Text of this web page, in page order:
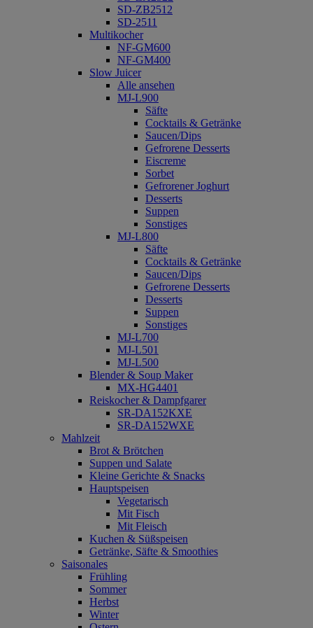
SD-ZB2512
SD-2511
Multikocher
NF-GM600
NF-GM400
Slow Juicer
Alle ansehen
MJ-L900
Säfte
Cocktails & Getränke
Saucen/Dips
Gefrorene Desserts
Eiscreme
Sorbet
Gefrorener Joghurt
Desserts
Suppen
Sonstiges
MJ-L800
Säfte
Cocktails & Getränke
Saucen/Dips
Gefrorene Desserts
Desserts
Suppen
Sonstiges
MJ-L700
MJ-L501
MJ-L500
Blender & Soup Maker
MX-HG4401
Reiskocher & Dampfgarer
SR-DA152KXE
SR-DA152WXE
Mahlzeit
Brot & Brötchen
Suppen und Salate
Kleine Gerichte & Snacks
Hauptspeisen
Vegetarisch
Mit Fisch
Mit Fleisch
Kuchen & Süßspeisen
Getränke, Säfte & Smoothies
Saisonales
Frühling
Sommer
Herbst
Winter